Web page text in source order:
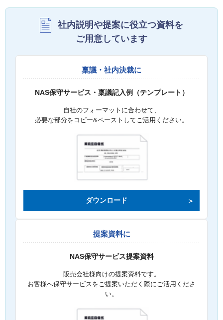
社内説明や提案に役立つ資料を
ご用意しています
稟議・社内決裁に
NAS保守サービス・稟議記入例（テンプレート）
自社のフォーマットに合わせて、
必要な部分をコピー&ペーストしてご活用ください。
ダウンロード
提案資料に
NAS保守サービス提案資料
販売会社様向けの提案資料です。
お客様へ保守サービスをご提案いただく際にご活用くださ
い。